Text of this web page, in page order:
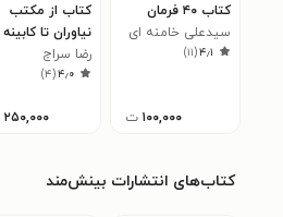
کتاب ۴۰ فرمان
سیدعلی خامنه ای
۴٫۱(۱۱)
۱۰۰,۰۰۰ ت
کتاب از مکتب
نیاوران تا کابینه
توسعه گرا
رضا سراج
۴٫۰(۴)
۲۵۰,۰۰۰
کتاب‌های انتشارات بینش‌مند